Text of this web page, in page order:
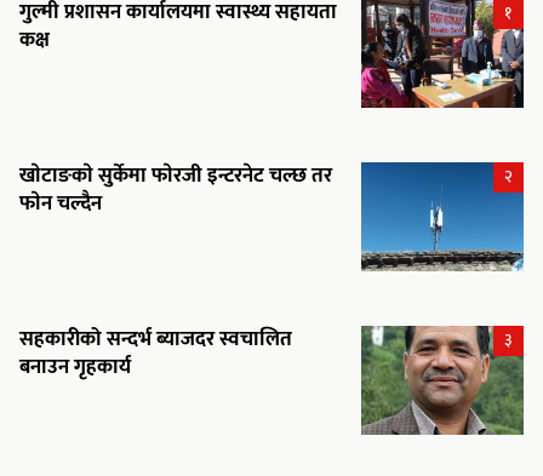
गुल्मी प्रशासन कार्यालयमा स्वास्थ्य सहायता
कक्ष
१
खाेटाङकाे सुर्केमा फाेरजी इन्टरनेट चल्छ तर
फाेन चल्दैन
२
सहकारीको सन्दर्भ ब्याजदर स्वचालित
बनाउन गृहकार्य
३